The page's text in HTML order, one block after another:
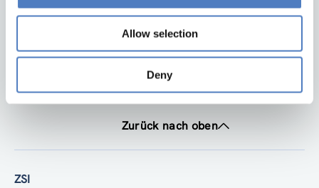
Allow selection
Deny
Zurück nach oben
ZSI